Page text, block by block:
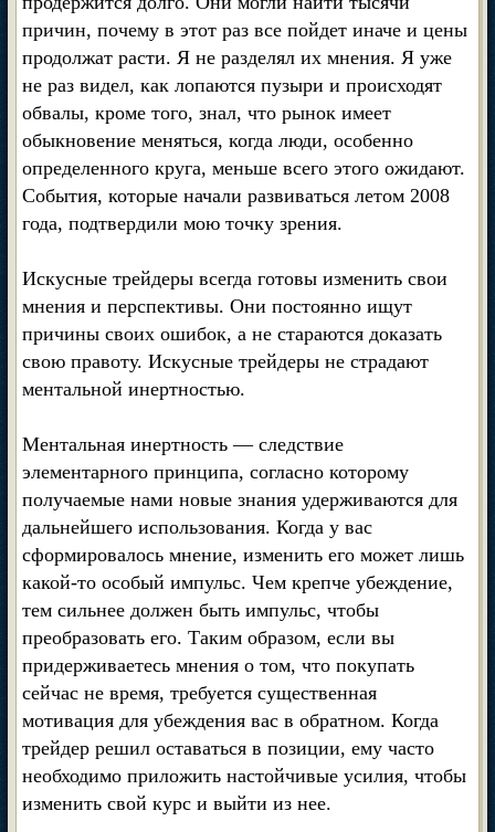
причин, почему в этот раз все пойдет иначе и цены
продолжат расти. Я не разделял их мнения. Я уже
не раз видел, как лопаются пузыри и происходят
обвалы, кроме того, знал, что рынок имеет
обыкновение меняться, когда люди, особенно
определенного круга, меньше всего этого ожидают.
События, которые начали развиваться летом 2008
года, подтвердили мою точку зрения.
Искусные трейдеры всегда готовы изменить свои
мнения и перспективы. Они постоянно ищут
причины своих ошибок, а не стараются доказать
свою правоту. Искусные трейдеры не страдают
ментальной инертностью.
Ментальная инертность — следствие
элементарного принципа, согласно которому
получаемые нами новые знания удерживаются для
дальнейшего использования. Когда у вас
сформировалось мнение, изменить его может лишь
какой-то особый импульс. Чем крепче убеждение,
тем сильнее должен быть импульс, чтобы
преобразовать его. Таким образом, если вы
придерживаетесь мнения о том, что покупать
сейчас не время, требуется существенная
мотивация для убеждения вас в обратном. Когда
трейдер решил оставаться в позиции, ему часто
необходимо приложить настойчивые усилия, чтобы
изменить свой курс и выйти из нее.